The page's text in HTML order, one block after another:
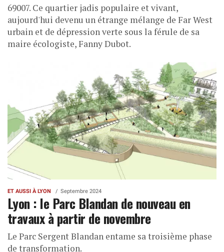
69007. Ce quartier jadis populaire et vivant,
aujourd'hui devenu un étrange mélange de Far West
urbain et de dépression verte sous la férule de sa
maire écologiste, Fanny Dubot.
ET AUSSI À LYON Septembre 2024
Lyon : le Parc Blandan de nouveau en
travaux à partir de novembre
Le Parc Sergent Blandan entame sa troisième phase
de transformation.